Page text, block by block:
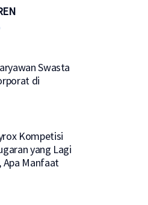
Swasta
di
Kompetisi
yang Lagi
Apa Manfaat